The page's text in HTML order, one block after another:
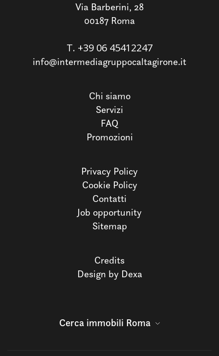
Via Barberini, 28
00187 Roma
T. +39 06 45412247
info@intermediagruppocaltagirone.it
Chi siamo
Servizi
FAQ
Promozioni
Privacy Policy
Cookie Policy
Contatti
Job opportunity
Sitemap
Credits
Design by Dexa
Cerca immobili Roma